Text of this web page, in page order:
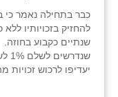
כבר בתחילה נאמר כי
להחזיק בזכויותיו
שנתיים כקבוע
יעדיפו לרכוש זכויות